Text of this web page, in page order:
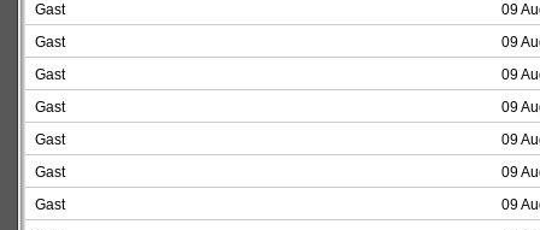
Gast
09
Gast
09
Gast
09
Gast
09
Gast
09
Gast
09
Gast
09